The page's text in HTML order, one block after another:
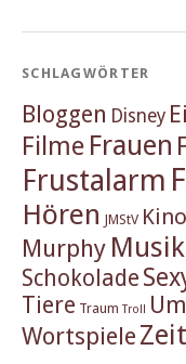
SCHLAGWÖRTER
Bloggen Disney
Filme Frauen
Frustalarm
Hören JMStV Kino
Murphy Musik
Schokolade
Tiere Traum Troll
Wortspiele Zeit